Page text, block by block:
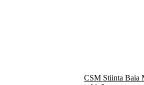
CSM Stiinta Baia